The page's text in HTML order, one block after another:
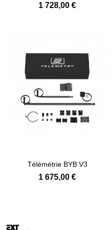
1 728,00 €
Télémétrie BYB V3
1 675,00 €